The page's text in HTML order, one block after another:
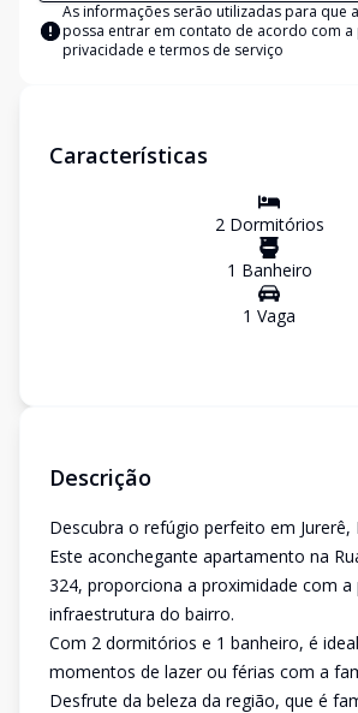
As informações serão utilizadas para que
possa entrar em contato de acordo com a
privacidade e termos de serviço
Características
2Dormitórios
1 Banheiro
1 Vaga
Descrição
Descubra o refúgio perfeito em Jurerê,
Este aconchegante apartamento na
324, proporciona a proximidade com a
infraestrutura do bairro.
Com 2 dormitórios e 1 banheiro, é
momentos de lazer ou férias com a
Desfrute da beleza da região, que é